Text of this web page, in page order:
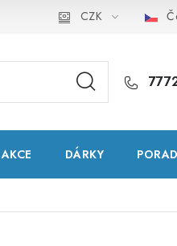
Natural Health Store Slovník
CZK
AKCE DÁRKY